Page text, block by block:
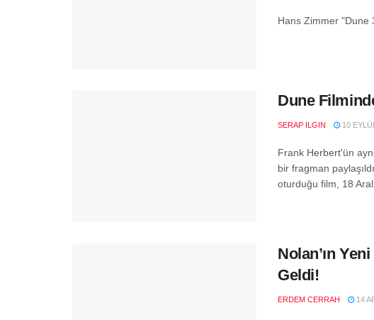
Hans Zimmer "Dune
Dune
SERAP ILGIN 10
Frank Herbert'ün
bir fragman
oturduğu film, 18
Nolan’ın
Geldi!
ERDEM CERRAH 14